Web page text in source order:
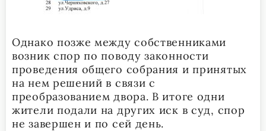
Однако позже между собственниками
возник спор по поводу законности
проведения общего собрания и принятых
на нем решений в связи с
преобразованием двора. В итоге одни
жители подали на других иск в суд, спор
не завершен и по сей день.